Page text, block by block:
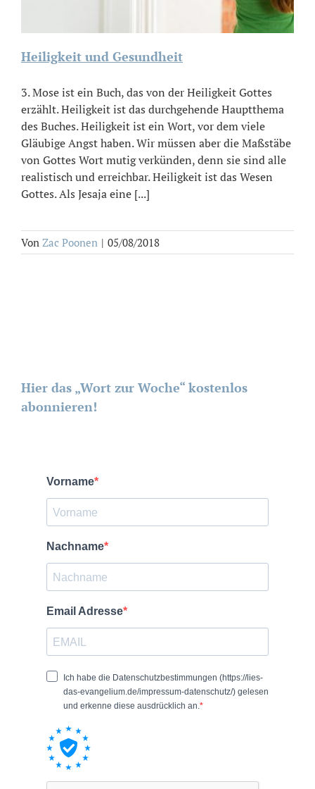
Heiligkeit und Gesundheit
3. Mose ist ein Buch, das von der Heiligkeit Gottes
erzählt. Heiligkeit ist das durchgehende Hauptthema
des Buches. Heiligkeit ist ein Wort, vor dem viele
Gläubige Angst haben. Wir müssen aber die Maßstäbe
von Gottes Wort mutig verkünden, denn sie sind alle
realistisch und erreichbar. Heiligkeit ist das Wesen
Gottes. Als Jesaja eine [...]
Von Zac Poonen | 05/08/2018
Hier das „Wort zur Woche“ kostenlos
abonnieren!